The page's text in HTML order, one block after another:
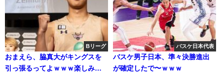
Bリーグ
おまえら、脇真大がキングスを
引っ張るってよｗｗｗ楽しみす
バスケ日本代表
バスケ男子日本、準々決勝進出
が確定したで〜ｗｗｗ